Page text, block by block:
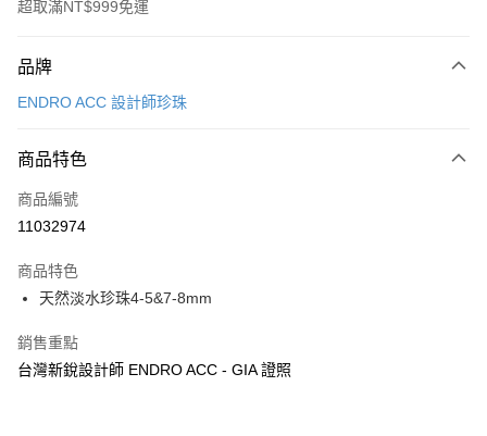
超取滿NT$999免運
信用卡一次付款
3 期 0 利率 每期
合作金庫商業銀行
上海商業儲蓄銀行
臺灣中小企業銀行
匯豐（台灣）商業銀行
元大商業銀行
玉山商業銀行
星展（台灣）商業銀行
超商取貨付款
LINE Pay
Apple Pay
品牌
ENDRO ACC 設計師珍珠
商品特色
商品編號
11032974
商品特色
天然淡水珍珠4-5&7-8mm
銷售重點
台灣新銳設計師 ENDRO ACC - GIA 證照